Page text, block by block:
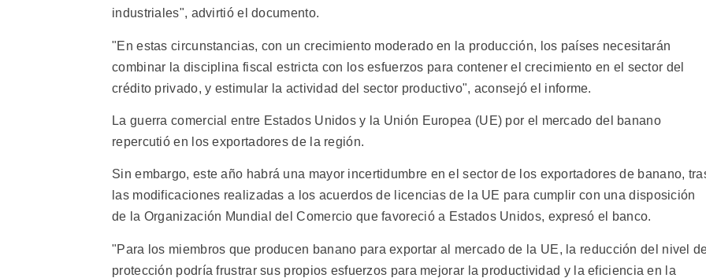
industriales", advirtió el documento.
"En estas circunstancias, con un crecimiento moderado en la producción, los países necesitarán
combinar la disciplina fiscal estricta con los esfuerzos para contener el crecimiento en el sector del
crédito privado, y estimular la actividad del sector productivo", aconsejó el informe.
La guerra comercial entre Estados Unidos y la Unión Europea (UE) por el mercado del banano
repercutió en los exportadores de la región.
Sin embargo, este año habrá una mayor incertidumbre en el sector de los exportadores de banano,
las modificaciones realizadas a los acuerdos de licencias de la UE para cumplir con una disposición
de la Organización Mundial del Comercio que favoreció a Estados Unidos, expresó el banco.
"Para los miembros que producen banano para exportar al mercado de la UE, la reducción del nivel
protección podría frustrar sus propios esfuerzos para mejorar la productividad y la eficiencia en la